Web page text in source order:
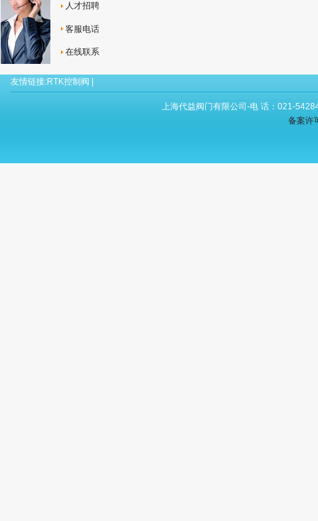
人才招聘
客服电话
在线联系
友情链接:RTK控制阀
上海代益阀门有限公司-电 话：021-
备案许